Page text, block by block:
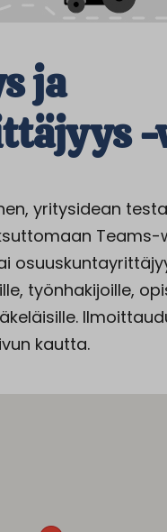
ja
yritysidean
Teams-
työnhakijoille,
kautta.